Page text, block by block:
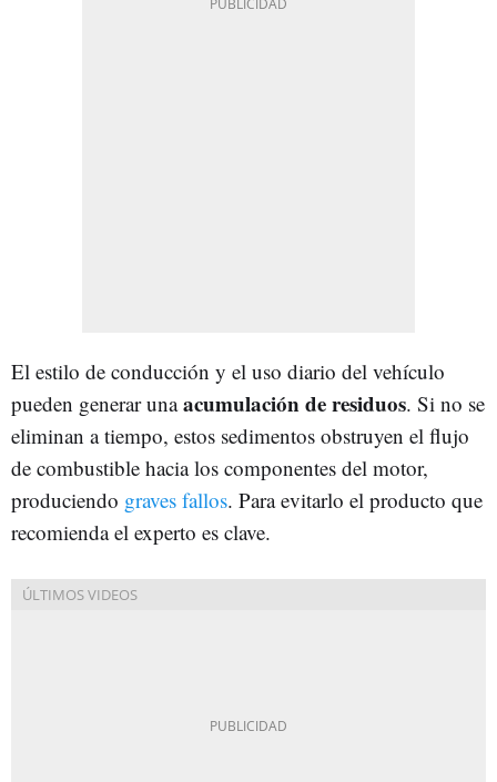
El estilo de conducción y el uso diario del vehículo
pueden generar unaacumulación de residuos. Si no se
eliminan a tiempo, estos sedimentos obstruyen el flujo
de combustible hacia los componentes del motor,
produciendo graves fallos. Para evitarlo el producto que
recomienda el experto es clave.